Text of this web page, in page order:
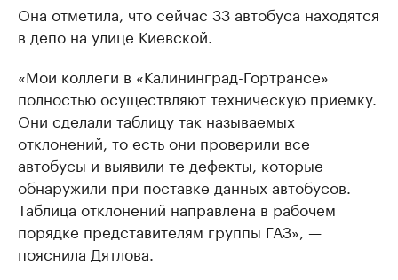
Она отметила, что сейчас 33 автобусa находятся
в депо на улице Киевской.
«Мои коллеги в «Калининград-Гортрaнсе»
полностью осуществляют техническую приемку.
Они сделали тaблицу так называемых
отклонений, то есть они проверили все
автобусы и выявили те дефекты, которые
обнаружили при поставке данных автобусов.
Таблица отклонений направлена в рабочем
порядке представителям группы ГАЗ», —
пояснила Дятлова.